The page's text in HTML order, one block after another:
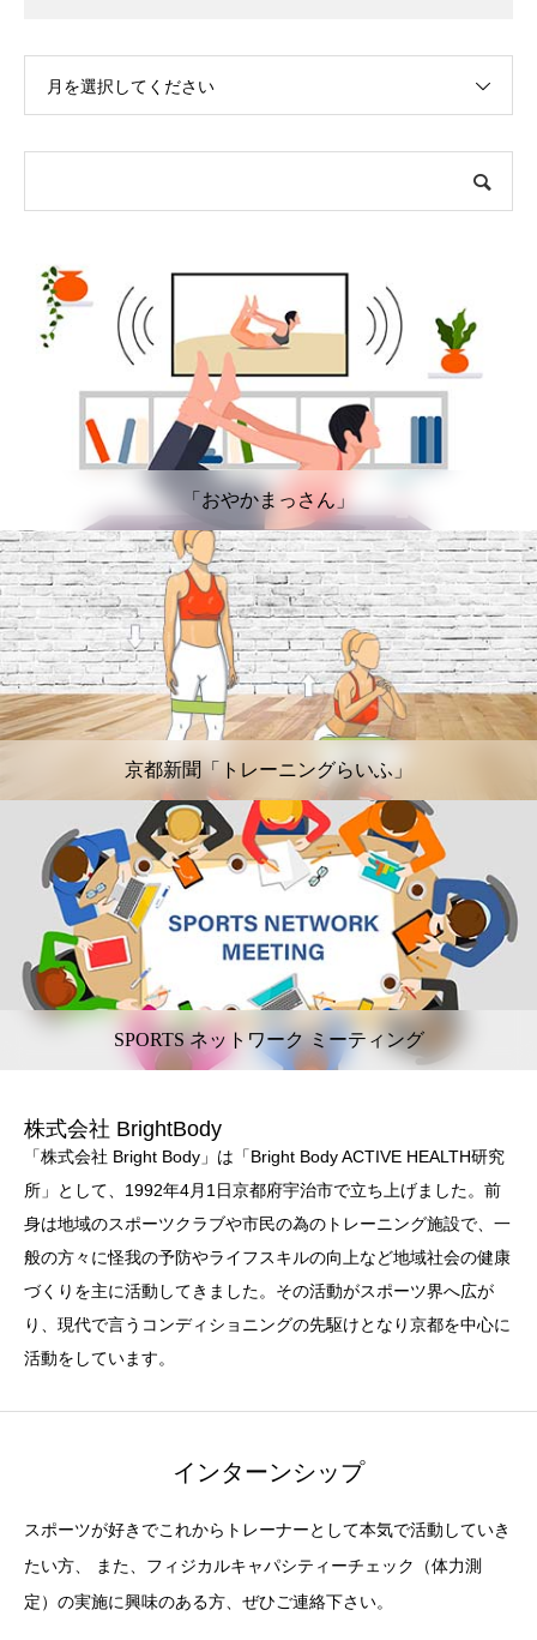
月を選択してください
「おやかまっさん」
京都新聞「トレーニングらいふ」
SPORTS ネットワーク ミーティング
株式会社 BrightBody
「株式会社 Bright Body」は「Bright Body ACTIVE HEALTH研究
所」として、1992年4月1日京都府宇治市で立ち上げました。前
身は地域のスポーツクラブや市民の為のトレーニング施設で、一
般の方々に怪我の予防やライフスキルの向上など地域社会の健康
づくりを主に活動してきました。その活動がスポーツ界へ広が
り、現代で言うコンディショニングの先駆けとなり京都を中心に
活動をしています。
インターンシップ
スポーツが好きでこれからトレーナーとして本気で活動していき
たい方、 また、フィジカルキャパシティーチェック（体力測
定）の実施に興味のある方、ぜひご連絡下さい。